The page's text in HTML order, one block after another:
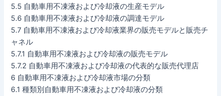
5.5 自動車用不凍液および冷却液の生産モデル
5.6 自動車用不凍液および冷却液の調達モデル
5.7 自動車用不凍液および冷却液業界の販売モデルと販売チ
ャネル
5.7.1 自動車用不凍液および冷却液の販売モデル
5.7.2 自動車用不凍液および冷却液の代表的な販売代理店
6 自動車用不凍液および冷却液市場の分類
6.1 種類別自動車用不凍液および冷却液の分類